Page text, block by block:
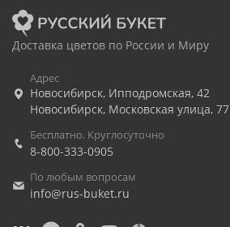
Доставка цветов по России и Миру
Адрес
Новосибирск, Ипподромская, 42
Новосибирск, Московская улица, 77
Бесплатно. Круглосуточно
8-800-333-0905
По любым вопросам
info@rus-buket.ru